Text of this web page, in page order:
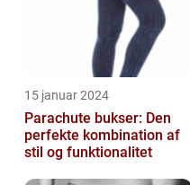
15 januar 2024
Parachute bukser: Den
perfekte kombination af
stil og funktionalitet